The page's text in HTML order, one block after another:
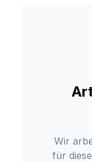
Wir
für